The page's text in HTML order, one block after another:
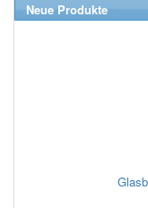
Neue Produkte